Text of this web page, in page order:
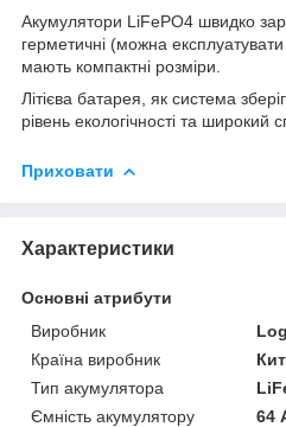
Акумулятори LiFePO4 швидко
герметичні (можна
мають компактні розміри.
Літієва батарея, як система
рівень екологічності та широкий
Приховати
Характеристики
Основні атрибути
Виробник
Країна виробник
Тип акумулятора
Ємність акумулятору
64